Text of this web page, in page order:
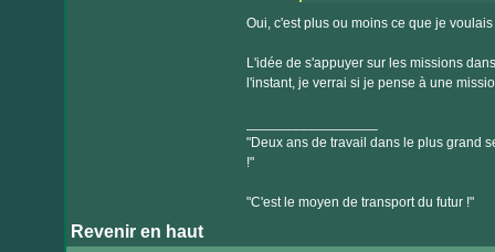
Oui, c'est plus ou moins ce que je
L'idée de s'appuyer sur les missions
l'instant, je verrai si je pense à une
"Deux ans de travail dans le plus grand
!"
"C'est le moyen de transport du futur !"
Revenir en haut